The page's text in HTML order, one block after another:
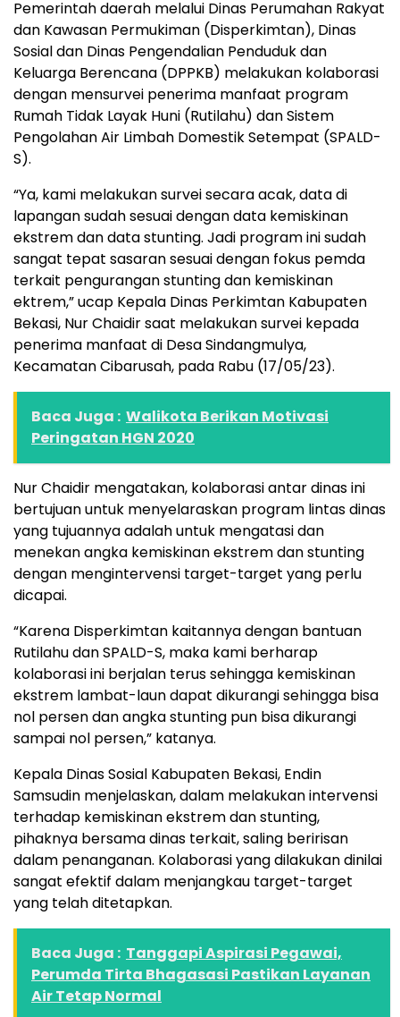
Pemerintah daerah melalui Dinas Perumahan Rakyat
dan Kawasan Permukiman (Disperkimtan), Dinas
Sosial dan Dinas Pengendalian Penduduk dan
Keluarga Berencana (DPPKB) melakukan kolaborasi
dengan mensurvei penerima manfaat program
Rumah Tidak Layak Huni (Rutilahu) dan Sistem
Pengolahan Air Limbah Domestik Setempat (SPALD-
S).
“Ya, kami melakukan survei secara acak, data di
lapangan sudah sesuai dengan data kemiskinan
ekstrem dan data stunting. Jadi program ini sudah
sangat tepat sasaran sesuai dengan fokus pemda
terkait pengurangan stunting dan kemiskinan
ektrem,” ucap Kepala Dinas Perkimtan Kabupaten
Bekasi, Nur Chaidir saat melakukan survei kepada
penerima manfaat di Desa Sindangmulya,
Kecamatan Cibarusah, pada Rabu (17/05/23).
Baca Juga : Walikota Berikan Motivasi
Peringatan HGN 2020
Nur Chaidir mengatakan, kolaborasi antar dinas ini
bertujuan untuk menyelaraskan program lintas dinas
yang tujuannya adalah untuk mengatasi dan
menekan angka kemiskinan ekstrem dan stunting
dengan mengintervensi target-target yang perlu
dicapai.
“Karena Disperkimtan kaitannya dengan bantuan
Rutilahu dan SPALD-S, maka kami berharap
kolaborasi ini berjalan terus sehingga kemiskinan
ekstrem lambat-laun dapat dikurangi sehingga bisa
nol persen dan angka stunting pun bisa dikurangi
sampai nol persen,” katanya.
Kepala Dinas Sosial Kabupaten Bekasi, Endin
Samsudin menjelaskan, dalam melakukan intervensi
terhadap kemiskinan ekstrem dan stunting,
pihaknya bersama dinas terkait, saling beririsan
dalam penanganan. Kolaborasi yang dilakukan dinilai
sangat efektif dalam menjangkau target-target
yang telah ditetapkan.
Baca Juga : Tanggapi Aspirasi Pegawai,
Perumda Tirta Bhagasasi Pastikan Layanan
Air Tetap Normal